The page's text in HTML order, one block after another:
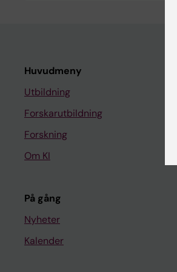
Huvudmeny
Utbildning
Forskarutbildning
Forskning
Om KI
På gång
Nyheter
Kalender